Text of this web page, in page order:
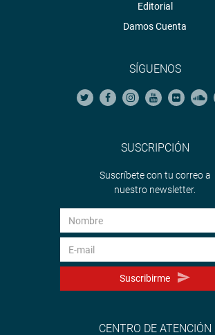
Editorial
Damos Cuenta
SÍGUENOS
SUSCRIPCIÓN
Suscríbete con tu correo a
nuestro newsletter.
Suscribirme
CENTRO DE ATENCIÓN